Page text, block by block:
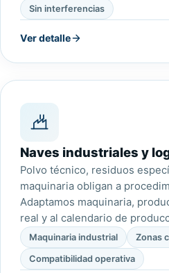
Sin interferencias
Ver detalle
Naves industriales y
Polvo técnico, residuos
maquinaria obligan a
Adaptamos maquinaria,
real y al calendario de
Maquinaria industrial Zonas
Compatibilidad operativa